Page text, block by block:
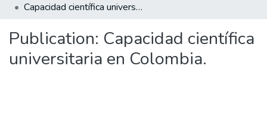
Statistics
Capacidad científica universitaria en Colombia.
Publication: Capacidad científica
universitaria en Colombia.